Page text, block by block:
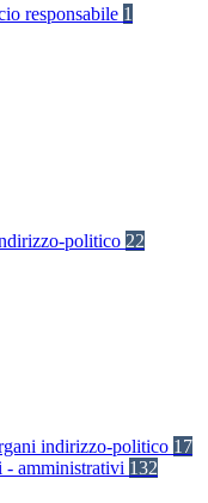
responsabile 1
politico 22
indirizzo-politico 17
- amministrativi 132